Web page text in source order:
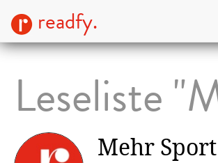
readfy.
Leseliste
Mehr Sport